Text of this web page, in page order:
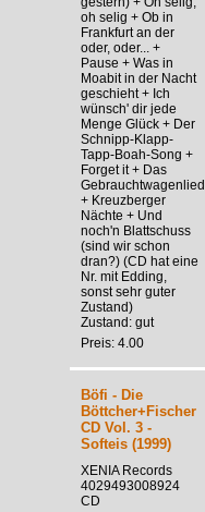
oh selig + Ob in
Frankfurt an der
oder, oder... +
Pause + Was in
Moabit in der Nacht
geschieht + Ich
wünsch' dir jede
Menge Glück + Der
Schnipp-Klapp-
Tapp-Boah-Song +
Forget it + Das
Gebrauchtwagenlied
+ Kreuzberger
Nächte + Und
noch'n Blattschuss
(sind wir schon
dran?) (CD hat eine
Nr. mit Edding,
sonst sehr guter
Zustand)
Zustand: gut
Preis: 4.00
Böfi - Die
Böttcher+Fischer
CD Vol. 3 -
Softeis (1999)
XENIA Records
4029493008924
CD